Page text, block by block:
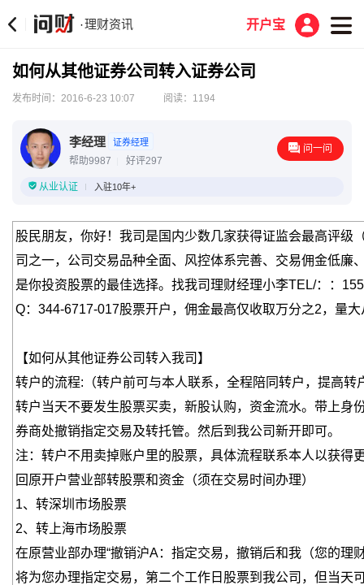
·理财资讯 开户宝
如何从其他证券公司转入证券公司
发布时间：2016-6-23 10:07 阅读：1194
李经理 证券经理
帮助9987 好评297
问一问
从业认证 入驻10年+
股民朋友，你好！我司是国内少数几家获得证监会最高评级
司之一，公司交易品种全面、风控体系完善、交易佣金低廉
是你投资股票的最佳选择。找我司理财经理小李TEL/：：
Q：344-6717-017股票开户，佣金最高仅收取万分之2，量大
【如何从其他证券公司转入我司】
转户的流程:（转户前可与本人联系，全程陪同转户，提高转
转户当天不要发生股票买卖，新股认购，资金流水。带上身
券商处撤销指定交易及转托管。然后到我公司新开即可。
注：转户不用卖掉账户里的股票，具体流程联系本人以获得
回原开户营业部转股票和资金（须在交易时间办理）
1、转深圳市场股票
2、转上海市场股票
在原营业部办理“撤销沪A：指定交易，撤销后和我（您的理
将为您办理指定交易，第二个工作日股票到我公司，但当天